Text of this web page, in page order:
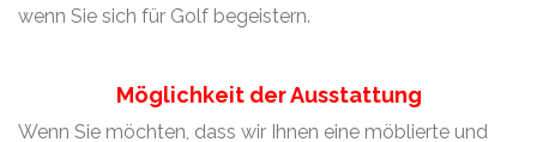
wenn Sie sich für Golf begeistern.
Möglichkeit der Ausstattung
Wenn Sie möchten, dass wir Ihnen eine möblierte und